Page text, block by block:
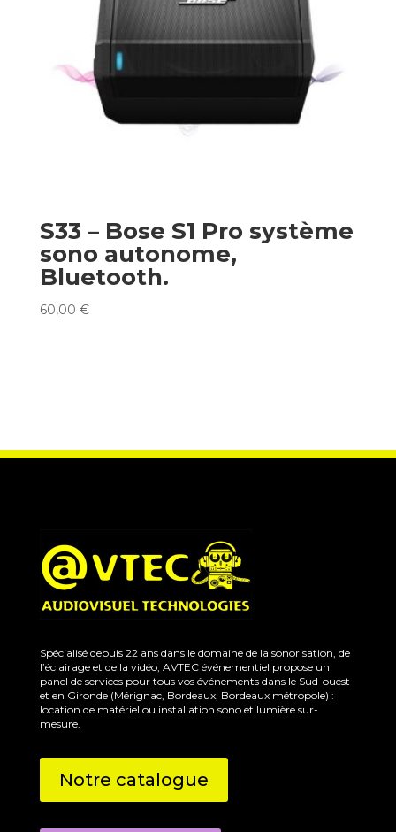
S33 – Bose S1 Pro système
sono autonome,
Bluetooth.
60,00 €
Spécialisé depuis 22 ans dans le domaine de la sonorisation, de
l’éclairage et de la vidéo, AVTEC événementiel propose un
panel de services pour tous vos événements dans le Sud-ouest
et en Gironde (Mérignac, Bordeaux, Bordeaux métropole) :
location de matériel ou installation sono et lumière sur-
mesure.
Notre catalogue